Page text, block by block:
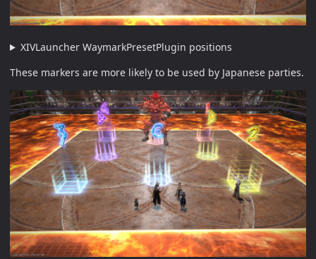
XIVLauncher WaymarkPresetPlugin positions
These markers are more likely to be used by Japanese parties.